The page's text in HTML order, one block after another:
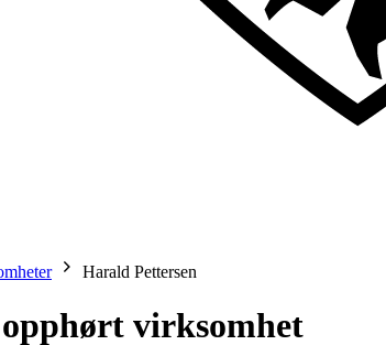
Harald Pettersen
virksomhet